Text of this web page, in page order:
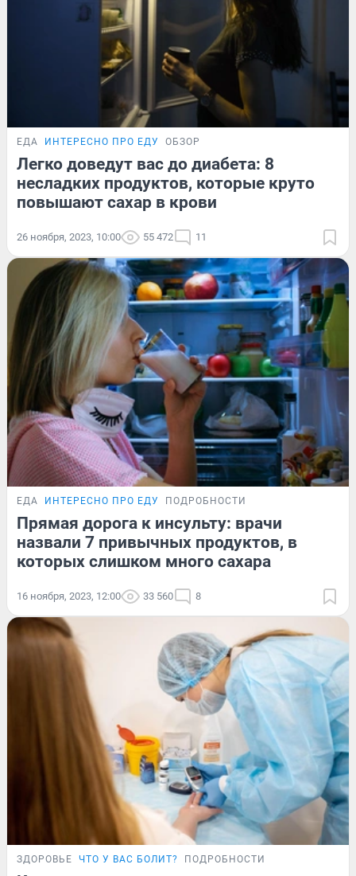
ЕДА ИНТЕРЕСНО ПРО ЕДУ ОБЗОР
Легко доведут вас до диабета: 8
несладких продуктов, которые круто
повышают сахар в крови
26 ноября, 2023, 10:00 55 472 11
ЕДА ИНТЕРЕСНО ПРО ЕДУ ПОДРОБНОСТИ
Прямая дорога к инсульту: врачи
назвали 7 привычных продуктов, в
которых слишком много сахара
16 ноября, 2023, 12:00 33 560 8
ЗДОРОВЬЕ ЧТО У ВАС БОЛИТ? ПОДРОБНОСТИ